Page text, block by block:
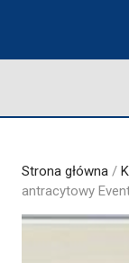
Strona główna /
antracytowy